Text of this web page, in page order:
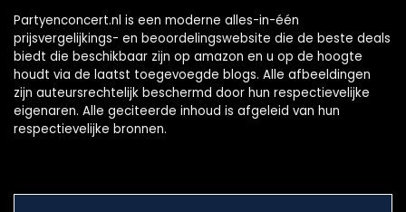
Partyenconcert.nl is een moderne alles-in-één
prijsvergelijkings- en beoordelingswebsite die de beste deals
biedt die beschikbaar zijn op amazon en u op de hoogte
houdt via de laatst toegevoegde blogs. Alle afbeeldingen
zijn auteursrechtelijk beschermd door hun respectievelijke
eigenaren. Alle geciteerde inhoud is afgeleid van hun
respectievelijke bronnen.